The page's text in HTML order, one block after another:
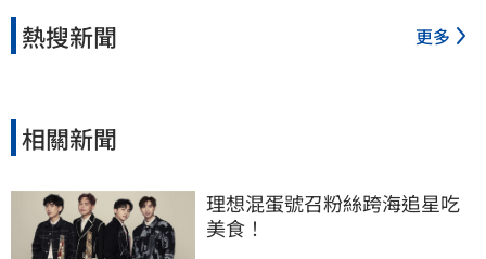
熱搜新聞 更多
相關新聞
理想混蛋號召粉絲跨海追星吃
美食！